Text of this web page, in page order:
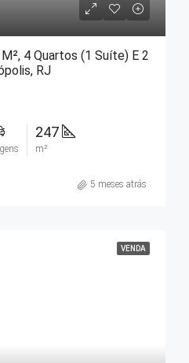
4 Quartos (1 Suíte) E 2
RJ
247
m²
5 meses atrás
VENDA